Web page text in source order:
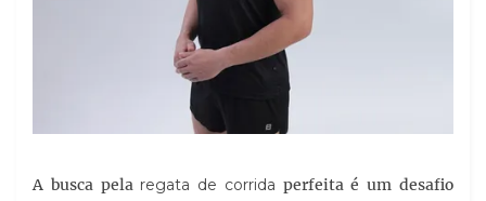
A busca pela regata de corrida perfeita é um desafio